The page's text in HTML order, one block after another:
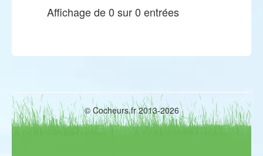
Affichage de 0 sur 0 entrées
© Cocheurs.fr 2013-2026